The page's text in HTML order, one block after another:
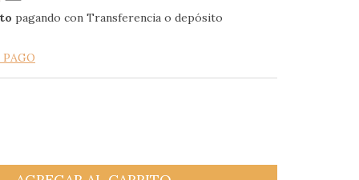
pagando con Transferencia o depósito